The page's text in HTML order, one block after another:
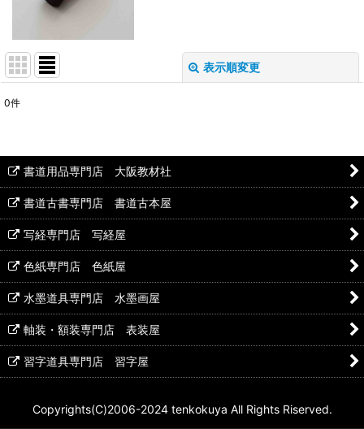
表示順変更
並び順:
絞り込む
0件
書道用品専門店 大阪教材社
書道古書専門店 書道古本屋
写経専門店 写経屋
色紙専門店 色紙屋
水墨道具専門店 水墨画屋
軸装・額装専門店 表装屋
習字道具専門店 習字屋
Copyrights(C)2006-2024 tenkokuya All Rights Riserved.